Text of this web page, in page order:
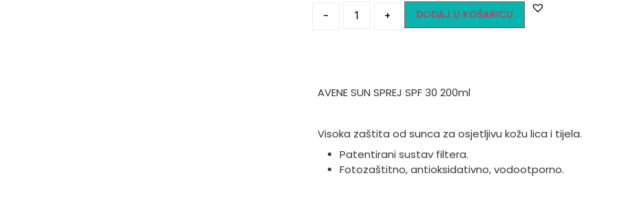
- + DODAJ U KOŠARICU
AVENE SUN SPREJ SPF 30 200ml
Visoka zaštita od sunca za osjetljivu kožu lica i tijela.
Patentirani sustav filtera.
Fotozaštitno, antioksidativno, vodootporno.